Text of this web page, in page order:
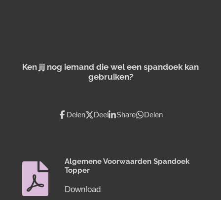
Ken jij nog iemand die wel een spandoek kan
gebruiken?
Delen Deel Share Delen
Algemene Voorwaarden Spandoek
Topper
Download